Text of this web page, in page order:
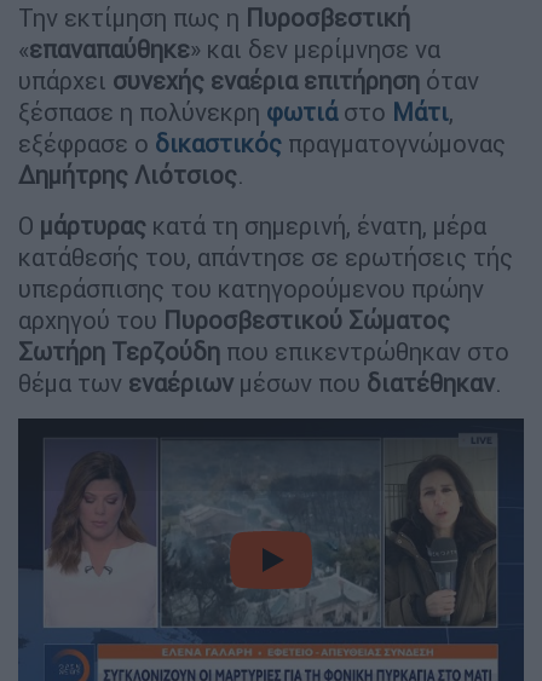
Την εκτίμηση πως η Πυροσβεστική
«επαναπαύθηκε» και δεν μερίμνησε να
υπάρχει συνεχής εναέρια επιτήρηση όταν
ξέσπασε η πολύνεκρη φωτιά στο Μάτι,
εξέφρασε ο δικαστικός πραγματογνώμονας
Δημήτρης Λιότσιος.
Ο μάρτυρας κατά τη σημερινή, ένατη, μέρα
κατάθεσής του, απάντησε σε ερωτήσεις τής
υπεράσπισης του κατηγορούμενου πρώην
αρχηγού του Πυροσβεστικού Σώματος
Σωτήρη Τερζούδη που επικεντρώθηκαν στο
θέμα των εναέριων μέσων που διατέθηκαν.
video